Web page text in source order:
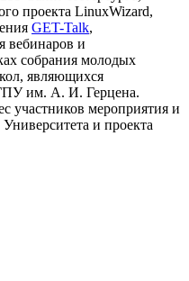
проекта LinuxWizard,
GET-Talk,
вебинаров и
собрания молодых
являющихся
им. А. И. Герцена.
участников мероприятия и
и проекта